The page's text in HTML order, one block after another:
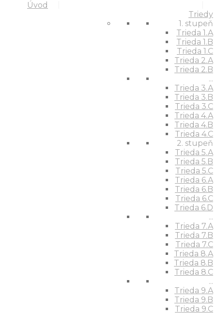
Úvod
Triedy
1. stupeň
Trieda 1.A
Trieda 1.B
Trieda 1.C
Trieda 2.A
Trieda 2.B
...
Trieda 3.A
Trieda 3.B
Trieda 3.C
Trieda 4.A
Trieda 4.B
Trieda 4.C
2. stupeň
Trieda 5.A
Trieda 5.B
Trieda 5.C
Trieda 6.A
Trieda 6.B
Trieda 6.C
Trieda 6.D
...
Trieda 7.A
Trieda 7.B
Trieda 7.C
Trieda 8.A
Trieda 8.B
Trieda 8.C
...
Trieda 9.A
Trieda 9.B
Trieda 9.C